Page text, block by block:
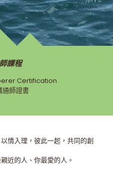
課程
Certification
通師證書
情入理，彼此一起，共同的創
近的人、你最愛的人。